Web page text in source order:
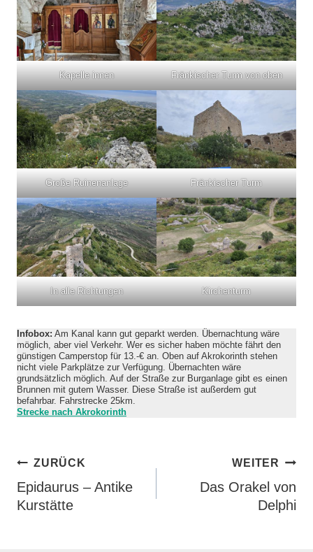
Kapelle innen Fränkischer Turm von oben
Große Ruinenanlage Fränkischer Turm
In alle Richtungen Kirchenturm
Infobox: Am Kanal kann gut geparkt werden. Übernachtung wäre
möglich, aber viel Verkehr. Wer es sicher haben möchte fährt den
günstigen Camperstop für 13.-€ an. Oben auf Akrokorinth stehen
nicht viele Parkplätze zur Verfügung. Übernachten wäre
grundsätzlich möglich. Auf der Straße zur Burganlage gibt es einen
Brunnen mit gutem Wasser. Diese Straße ist außerdem gut
befahrbar. Fahrstrecke 25km.
Strecke nach Akrokorinth
Beitragsnavigation
ZURÜCK
Epidaurus – Antike
Kurstätte
WEITER
Das Orakel von
Delphi